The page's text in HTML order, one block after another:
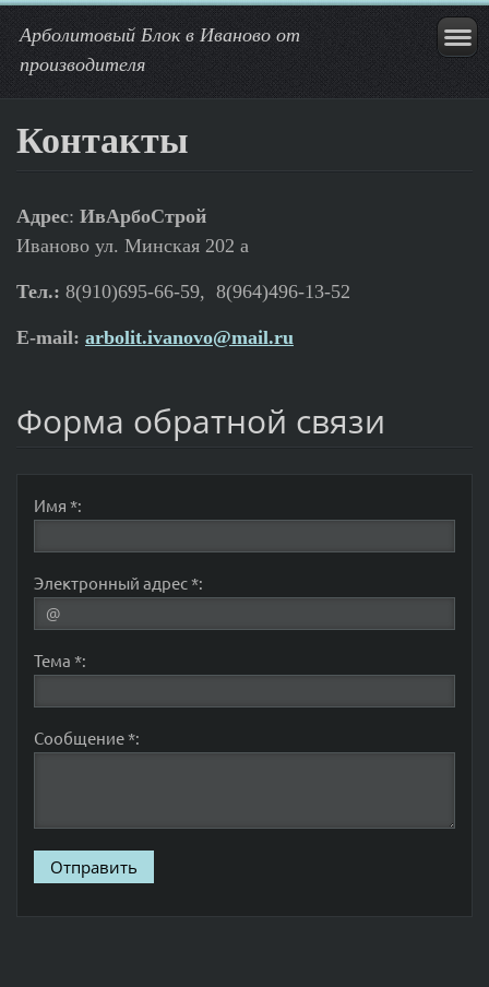
Арболитовый Блок в Иваново от
производителя
Контакты
Адрес: ИвАрбоСтрой
Иваново ул. Минская 202 а
Тел.: 8(910)695-66-59, 8(964)496-13-52
E-mail: arbolit.ivanovo@mail.ru
Форма обратной связи
Имя *:
Электронный адрес *:
Тема *:
Сообщение *: